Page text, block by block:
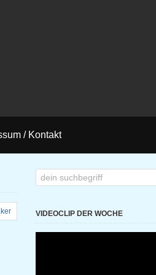
/ Kontakt
VIDEOCLIP DER WOCHE